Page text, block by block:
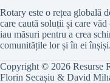
Rotary este o rețea globală
care caută soluții și care
iau măsuri pentru a crea
comunitățile lor și în ei înșiși.
Copyright © 2026 Resurse
Florin Secașiu & David